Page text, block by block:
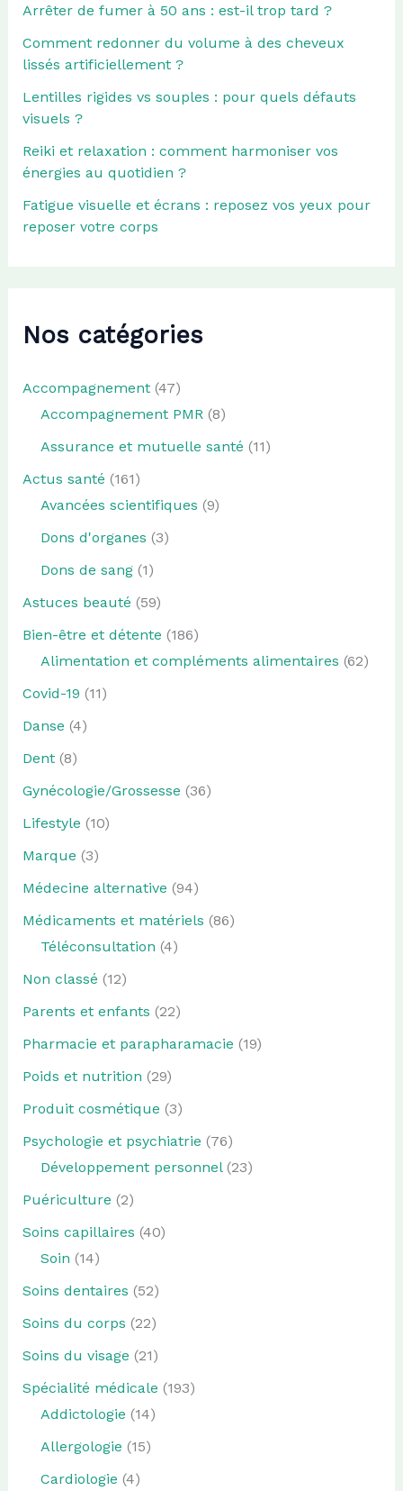
Arrêter de fumer à 50 ans : est-il trop tard ?
Comment redonner du volume à des cheveux
lissés artificiellement ?
Lentilles rigides vs souples : pour quels défauts
visuels ?
Reiki et relaxation : comment harmoniser vos
énergies au quotidien ?
Fatigue visuelle et écrans : reposez vos yeux pour
reposer votre corps
Nos catégories
Accompagnement(47)
Accompagnement PMR(8)
Assurance et mutuelle santé (11)
Actus santé (161)
Avancées scientifiques (9)
Dons d'organes (3)
Dons de sang(1)
Astuces beauté (59)
Bien-être et détente (186)
Alimentation et compléments alimentaires (62)
Covid-19 (11)
Danse (4)
Dent(8)
Gynécologie/Grossesse (36)
Lifestyle (10)
Marque (3)
Médecine alternative (94)
Médicaments et matériels (86)
Téléconsultation (4)
Non classé (12)
Parents et enfants (22)
Pharmacie et parapharamacie (19)
Poids et nutrition (29)
Produit cosmétique (3)
Psychologie et psychiatrie (76)
Développement personnel(23)
Puériculture (2)
Soins capillaires (40)
Soin (14)
Soins dentaires (52)
Soins du corps (22)
Soins du visage (21)
Spécialité médicale (193)
Addictologie (14)
Allergologie (15)
Cardiologie (4)